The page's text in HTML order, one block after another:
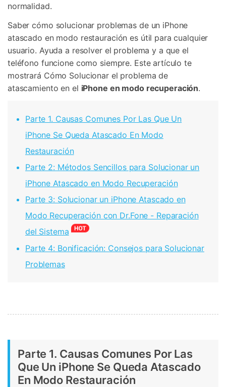
normalidad.
Saber cómo solucionar problemas de un iPhone
atascado en modo restauración es útil para cualquier
usuario. Ayuda a resolver el problema y a que el
teléfono funcione como siempre. Este artículo te
mostrará Cómo Solucionar el problema de
atascamiento en el iPhone en modo recuperación.
Parte 1. Causas Comunes Por Las Que Un
iPhone Se Queda Atascado En Modo
Restauración
Parte 2: Métodos Sencillos para Solucionar un
iPhone Atascado en Modo Recuperación
Parte 3: Solucionar un iPhone Atascado en
Modo Recuperación con Dr.Fone - Reparación
del Sistema
Parte 4: Bonificación: Consejos para Solucionar
Problemas
Parte 1. Causas Comunes Por Las
Que Un iPhone Se Queda Atascado
En Modo Restauración